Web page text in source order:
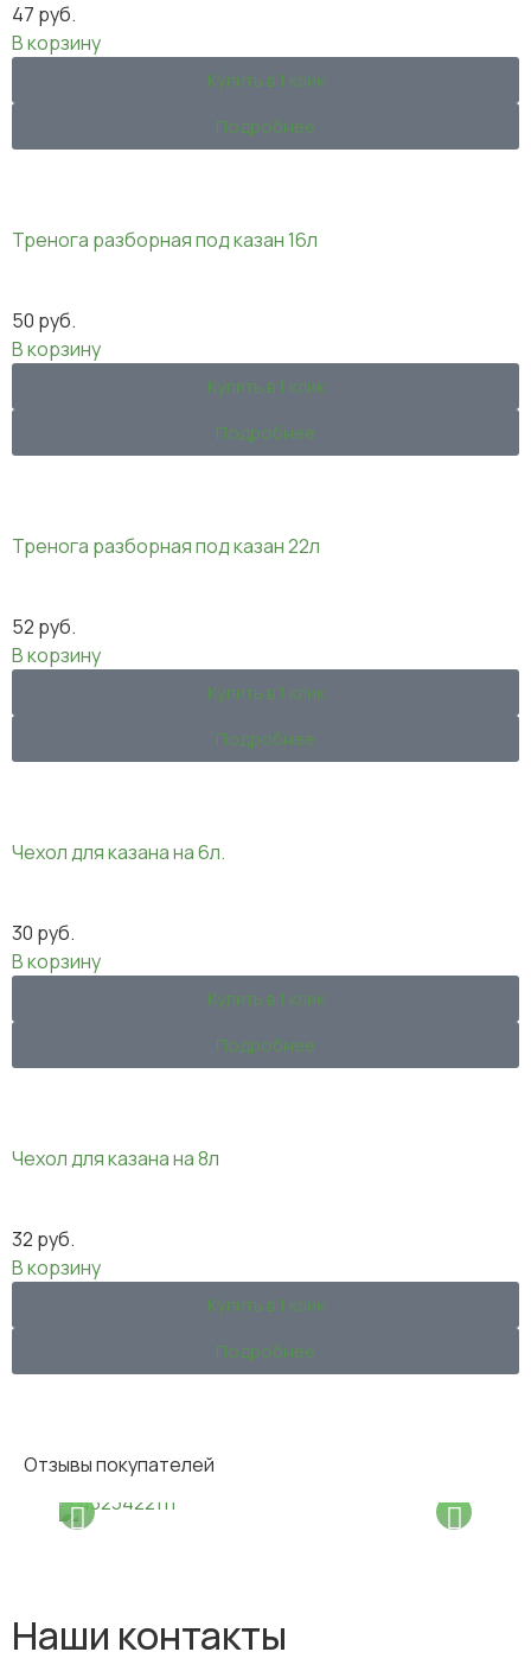
47 руб.
В корзину
Купить в 1 клик
Подробнее
Тренога разборная под казан 16л
50 руб.
В корзину
Купить в 1 клик
Подробнее
Тренога разборная под казан 22л
52 руб.
В корзину
Купить в 1 клик
Подробнее
Чехол для казана на 6л.
30 руб.
В корзину
Купить в 1 клик
Подробнее
Чехол для казана на 8л
32 руб.
В корзину
Купить в 1 клик
Подробнее
Отзывы покупателей
Наши контакты